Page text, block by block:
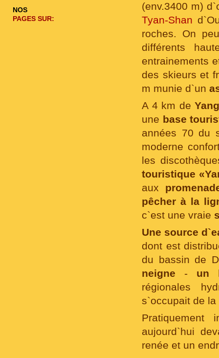
(env.3400 m)
Tyan-Shan
roches. On
différents
entrainements
des skieurs et
m munie d`un
A 4 km de
une base
années 70 du
moderne
les
touristique
aux
pêcher à la
c`est une vraie
Une source
dont est
du bassin de
neigne - un
régionales
s`occupait de
aujourd`hui
renée et un
NOS
PAGES SUR: